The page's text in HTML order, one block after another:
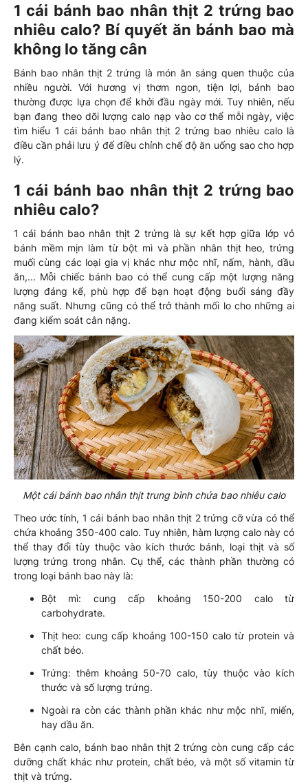
1 cái bánh bao nhân thịt 2 trứng bao
nhiêu calo? Bí quyết ăn bánh bao mà
không lo tăng cân
Bánh bao nhân thịt 2 trứng là món ăn sáng quen thuộc của
nhiều người. Với hương vị thơm ngon, tiện lợi, bánh bao
thường được lựa chọn để khởi đầu ngày mới. Tuy nhiên, nếu
bạn đang theo dõi lượng calo nạp vào cơ thể mỗi ngày, việc
tìm hiểu 1 cái bánh bao nhân thịt 2 trứng bao nhiêu calo là
điều cần phải lưu ý để điều chỉnh chế độ ăn uống sao cho hợp
lý.
1 cái bánh bao nhân thịt 2 trứng bao
nhiêu calo?
1 cái bánh bao nhân thịt 2 trứng là sự kết hợp giữa lớp vỏ
bánh mềm mịn làm từ bột mì và phần nhân thịt heo, trứng
muối cùng các loại gia vị khác như mộc nhĩ, nấm, hành, dầu
ăn,... Mỗi chiếc bánh bao có thể cung cấp một lượng năng
lượng đáng kể, phù hợp để bạn hoạt động buổi sáng đầy
năng suất. Nhưng cũng có thể trở thành mối lo cho những ai
đang kiểm soát cân nặng.
Một cái bánh bao nhân thịt trung bình chứa bao nhiêu calo
Theo ước tính, 1 cái bánh bao nhân thịt 2 trứng cỡ vừa có thể
chứa khoảng 350-400 calo. Tuy nhiên, hàm lượng calo này có
thể thay đổi tùy thuộc vào kích thước bánh, loại thịt và số
lượng trứng trong nhân. Cụ thể, các thành phần thường có
trong loại bánh bao này là:
Bột mì: cung cấp khoảng 150-200 calo từ
carbohydrate.
Thịt heo: cung cấp khoảng 100-150 calo từ protein và
chất béo.
Trứng: thêm khoảng 50-70 calo, tùy thuộc vào kích
thước và số lượng trứng.
Ngoài ra còn các thành phần khác như mộc nhĩ, miến,
hay dầu ăn.
Bên cạnh calo, bánh bao nhân thịt 2 trứng còn cung cấp các
dưỡng chất khác như protein, chất béo, và một số vitamin từ
thịt và trứng.